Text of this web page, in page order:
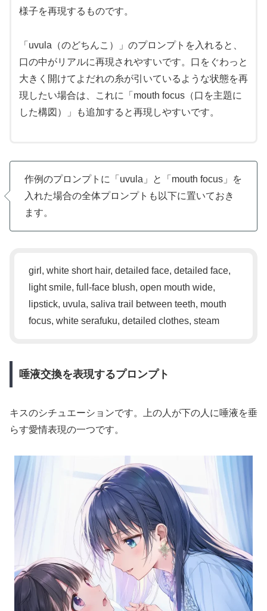
様子を再現するものです。
「uvula（のどちんこ）」のプロンプトを入れると、
口の中がリアルに再現されやすいです。口をぐわっと
大きく開けてよだれの糸が引いているような状態を再
現したい場合は、これに「mouth focus（口を主題に
した構図）」も追加すると再現しやすいです。
作例のプロンプトに「uvula」と「mouth focus」を
入れた場合の全体プロンプトも以下に置いておき
ます。
girl, white short hair, detailed face, detailed face,
light smile, full-face blush, open mouth wide,
lipstick, uvula, saliva trail between teeth, mouth
focus, white serafuku, detailed clothes, steam
唾液交換を表現するプロンプト
キスのシチュエーションです。上の人が下の人に唾液を垂
らす愛情表現の一つです。